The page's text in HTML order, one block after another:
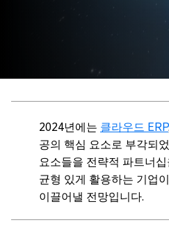
2024년에는 클라우드 ERP
공의 핵심 요소로 부각되
요소들을 전략적 파트너
균형 있게 활용하는 기업
이끌어낼 전망입니다.